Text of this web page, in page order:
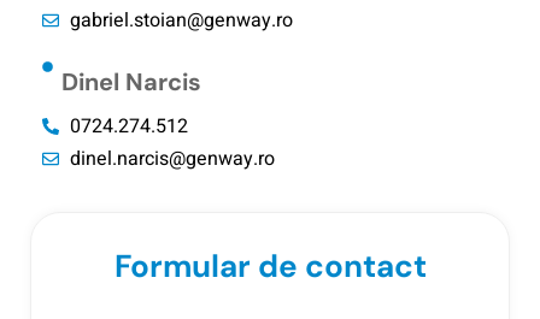
gabriel.stoian@genway.ro
Dinel Narcis
0724.274.512
dinel.narcis@genway.ro
Formular de contact